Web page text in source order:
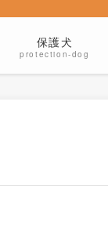
保護犬
protection-dog